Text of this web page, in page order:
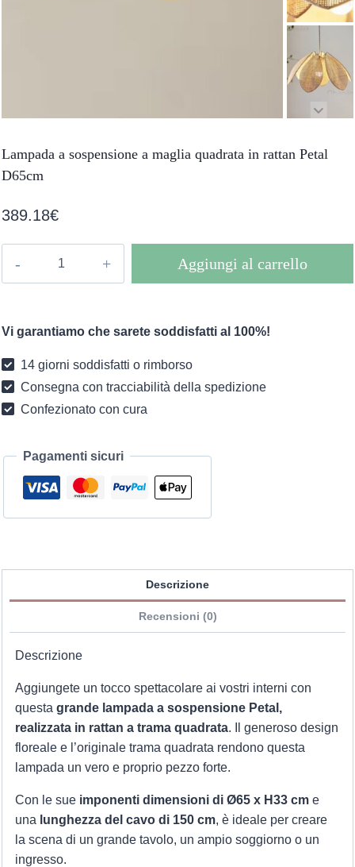
Lampada a sospensione a maglia quadrata in rattan Petal
D65cm
389.18€
maglia
in
rattan
Petal
quantità
Aggiungi al carrello
Vi garantiamo che sarete soddisfatti al 100%!
14 giorni soddisfatti o rimborso
Consegna con tracciabilità della spedizione
Confezionato con cura
Pagamenti sicuri
Descrizione
Recensioni (0)
Descrizione
Aggiungete un tocco spettacolare ai vostri interni con
questa grande lampada a sospensione Petal,
realizzata in rattan a trama quadrata. Il generoso design
floreale e l’originale trama quadrata rendono questa
lampada un vero e proprio pezzo forte.
Con le sue imponenti dimensioni di Ø65 x H33 cme
una lunghezza del cavo di 150 cm, è ideale per creare
la scena di un grande tavolo, un ampio soggiorno o un
ingresso.